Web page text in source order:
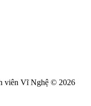
viên Vĩ Nghệ © 2026